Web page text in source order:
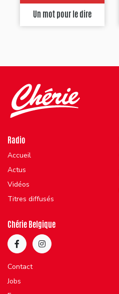
Un mot pour le dire
Radio
Accueil
Actus
Vidéos
Titres diffusés
Chérie Belgique
Contact
Jobs